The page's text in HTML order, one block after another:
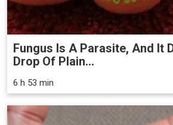
Fungus Is A Parasite, And It
Drop Of Plain...
6 h 53 min